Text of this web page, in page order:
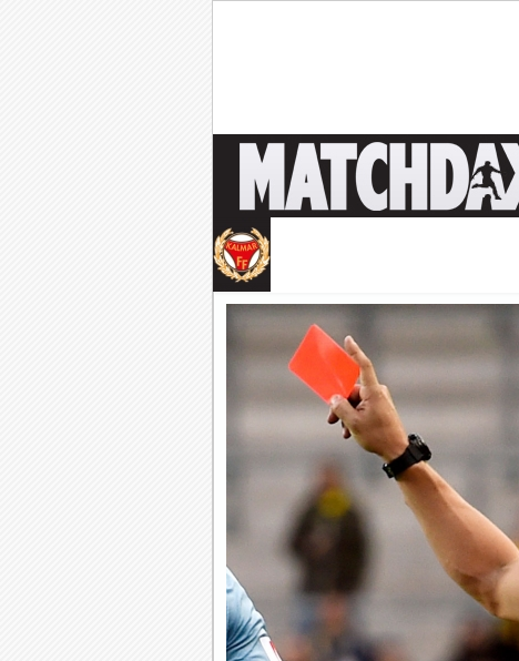
Tankar om KFFs framtid Efter förlusten borta mot
Nystart med Nanne Så kom då det som väl alla
Hur länge orkar Swärdh? Under en längre tid har
Bäst i stan efter sex...
Inte för att det kanske har så